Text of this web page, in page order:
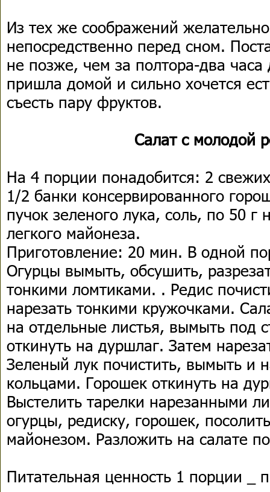
Из тех же соображений
непосредственно перед сном.
не позже, чем за полтора-два
пришла домой и сильно хочется
съесть пару фруктов.
Салат с молодой
На 4 порции понадобится: 2
1/2 банки консервированного
пучок зеленого лука, соль, по 50
легкого майонеза.
Приготовление: 20 мин. В одной
Огурцы вымыть, обсушить,
тонкими ломтиками. . Редис
нарезать тонкими кружочками.
на отдельные листья, вымыть под
откинуть на дуршлаг. Затем
Зеленый лук почистить, вымыть и
кольцами. Горошек откинуть на
Выстелить тарелки нарезанными
огурцы, редиску, горошек,
майонезом. Разложить на салате
Питательная ценность 1 порции _